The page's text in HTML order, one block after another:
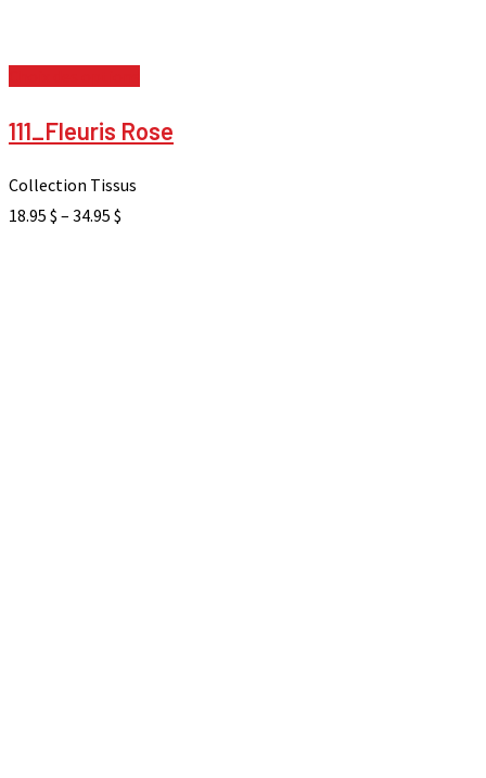
111_Fleuris Rose
Collection Tissus
18.95 $ – 34.95 $